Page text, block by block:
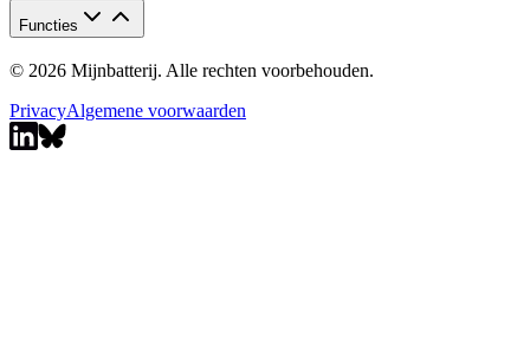
Functies
© 2026 Mijnbatterij. Alle rechten voorbehouden.
PrivacyAlgemene voorwaarden